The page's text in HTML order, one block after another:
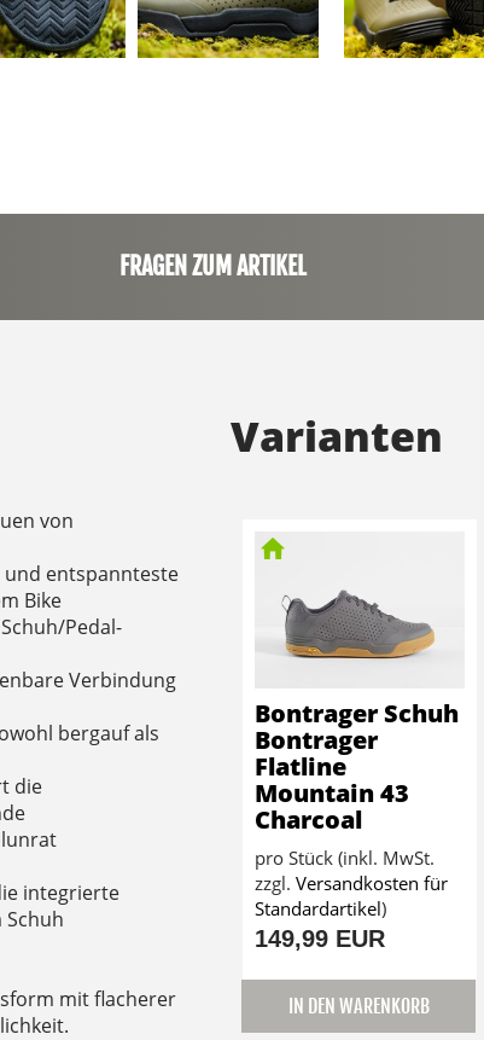
FRAGEN ZUM ARTIKEL
von
entspannteste
Bike
Pedal-
Verbindung
bergauf als
die
integrierte
mit flacherer
Varianten
Bontrager Schuh
Bontrager
Flatline
Mountain 43
Charcoal
pro Stück (inkl. MwSt.
zzgl. Versandkosten für
Standardartikel)
149,99 EUR
IN DEN WARENKORB